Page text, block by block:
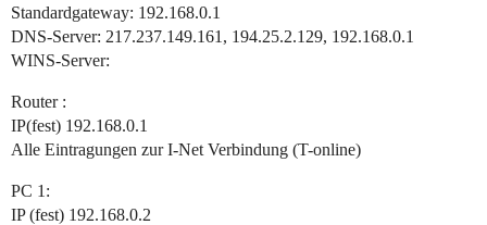
Standardgateway: 192.168.0.1
DNS-Server: 217.237.149.161, 194.25.2.129, 192.168.0.1
WINS-Server:
Router :
IP(fest) 192.168.0.1
Alle Eintragungen zur I-Net Verbindung (T-online)
PC 1:
IP (fest) 192.168.0.2